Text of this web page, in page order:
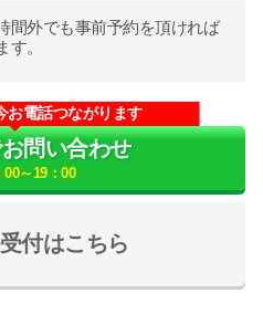
間外でも事前予約を頂ければ
す。
付はこちら
お電話つながります
問い合わせ
00～19：00